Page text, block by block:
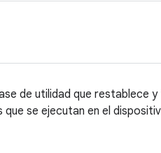
de utilidad que restablece
que se ejecutan en el